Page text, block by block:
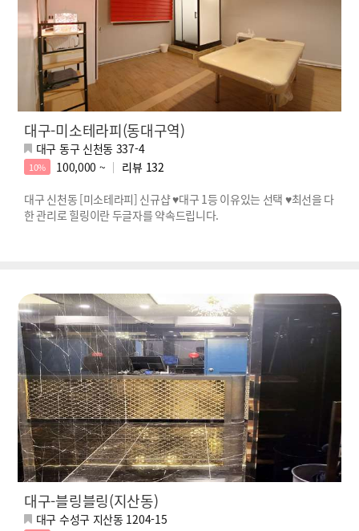
대구-미소테라피(동대구역)
대구 동구 신천동 337-4
10% 100,000 ~ 리뷰 132
대구 신천동 [미소테라피] 신규샵 ♥대구 1등 이유있는 선택 ♥최선을 다
한 관리로 힐링이란 두글자를 약속드립니다.
대구-블링블링(지산동)
대구 수성구 지산동 1204-15